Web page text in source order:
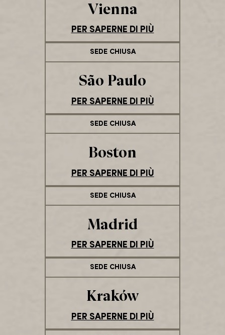
Vienna
PER SAPERNE DI PIÙ
SEDE CHIUSA
São Paulo
PER SAPERNE DI PIÙ
SEDE CHIUSA
Boston
PER SAPERNE DI PIÙ
SEDE CHIUSA
Madrid
PER SAPERNE DI PIÙ
SEDE CHIUSA
Kraków
PER SAPERNE DI PIÙ